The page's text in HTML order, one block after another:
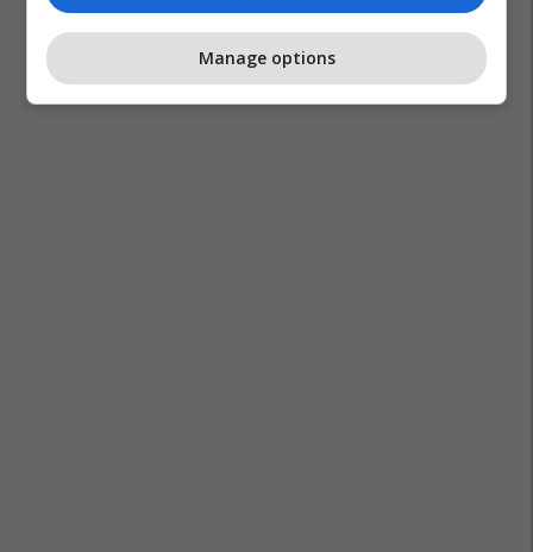
Manage options